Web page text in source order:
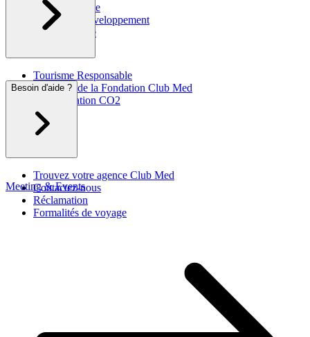
Club Med Live
Club Med Développement
Site Corporate
Tourisme Responsable
Les Amis de la Fondation Club Med
Compensation CO2
Besoin d'aide ?
Trouvez votre agence Club Med
Contactez-nous
Réclamation
Formalités de voyage
Meeting & Events